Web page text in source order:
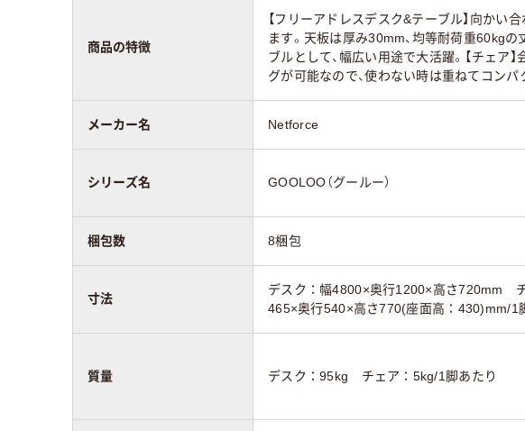
商品の特徴
【フリーアドレスデスク&テーブル】向かい
ます。天板は厚み30mm、均等耐荷重60kg
ブルとして、幅広い用途で大活躍。【チェア
グが可能なので、使わない時は重ねてコンパ
メーカー名 Netforce
シリーズ名 GOOLOO（グールー）
梱包数 8梱包
寸法
デスク：幅4800×奥行1200×高さ720mm
465×奥行540×高さ770(座面高：430)mm/1
質量 デスク：95kg チェア：5kg/1脚あたり